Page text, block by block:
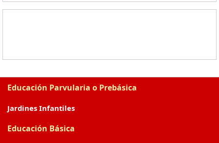
Educación Parvularia o Prebásica
Jardines Infantiles
Educación Básica